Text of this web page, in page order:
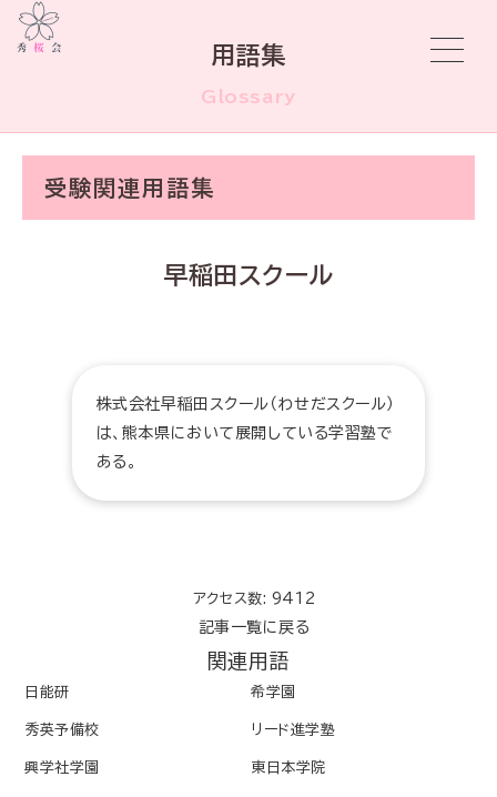
用語集
Glossary
受験関連用語集
早稲田スクール
株式会社早稲田スクール（わせだスクール）
は、熊本県において展開している学習塾で
ある。
アクセス数: 9412
記事一覧に戻る
関連用語
日能研 希学園
秀英予備校 リード進学塾
興学社学園 東日本学院